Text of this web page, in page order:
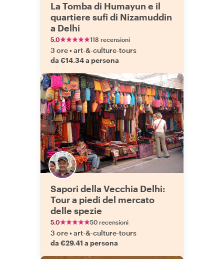
La Tomba di Humayun e il
quartiere sufi di Nizamuddin
a Delhi
5.0 118 recensioni
3 ore•art-&-culture-tours
da €14.34 a persona
Sapori della Vecchia Delhi:
Tour a piedi del mercato
delle spezie
5.0 50 recensioni
3 ore•art-&-culture-tours
da €29.41 a persona